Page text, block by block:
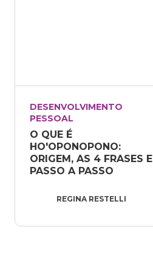
DESENVOLVIMENTO
PESSOAL
O QUE É
HO'OPONOPONO:
ORIGEM, AS 4 FRASES E
PASSO A PASSO
REGINA RESTELLI